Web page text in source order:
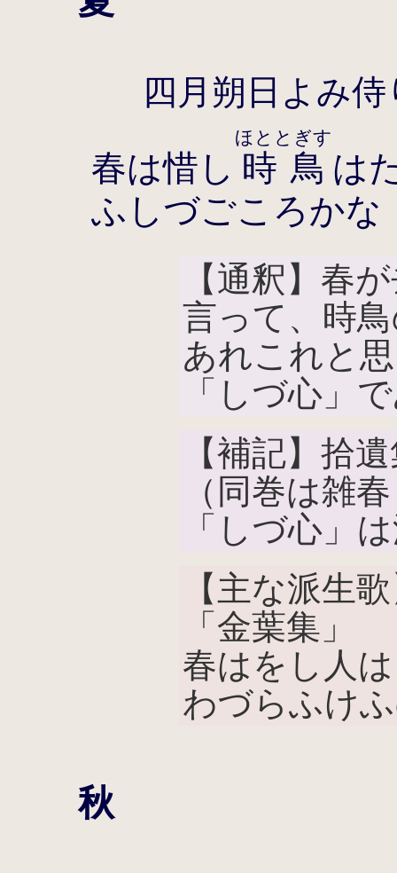
四月朔日よみ
春は惜し 時鳥
ほととぎす
は
ふしづごころかな
【通釈】春
言って、時
あれこれと
「しづ心」
【補記】拾
（同巻は雑
「しづ心」
【主な派生
「金葉集」
春はをし人
わづらふけ
秋